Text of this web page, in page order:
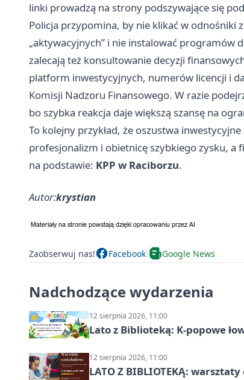
linki prowadzą na strony podszywające się
Policja przypomina, by nie klikać w odnośniki
„aktywacyjnych” i nie instalować programów
zalecają też konsultowanie decyzji
platform inwestycyjnych, numerów licencji i
Komisji Nadzoru Finansowego. W razie
bo szybka reakcja daje większą szansę na
To kolejny przykład, że oszustwa
profesjonalizm i obietnicę szybkiego zysku, a
na podstawie: KPP w Raciborzu.
Autor:krystian
Zaobserwuj nas! Facebook Google News
Nadchodzące wydarzenia
12 sierpnia 2026, 11:00
Lato z Biblioteką: K-popowe
12 sierpnia 2026, 11:00
LATO Z BIBLIOTEKĄ: